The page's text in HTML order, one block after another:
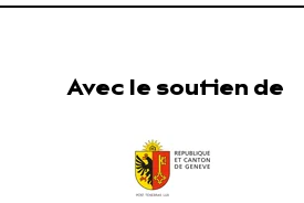
Avec le soutien de